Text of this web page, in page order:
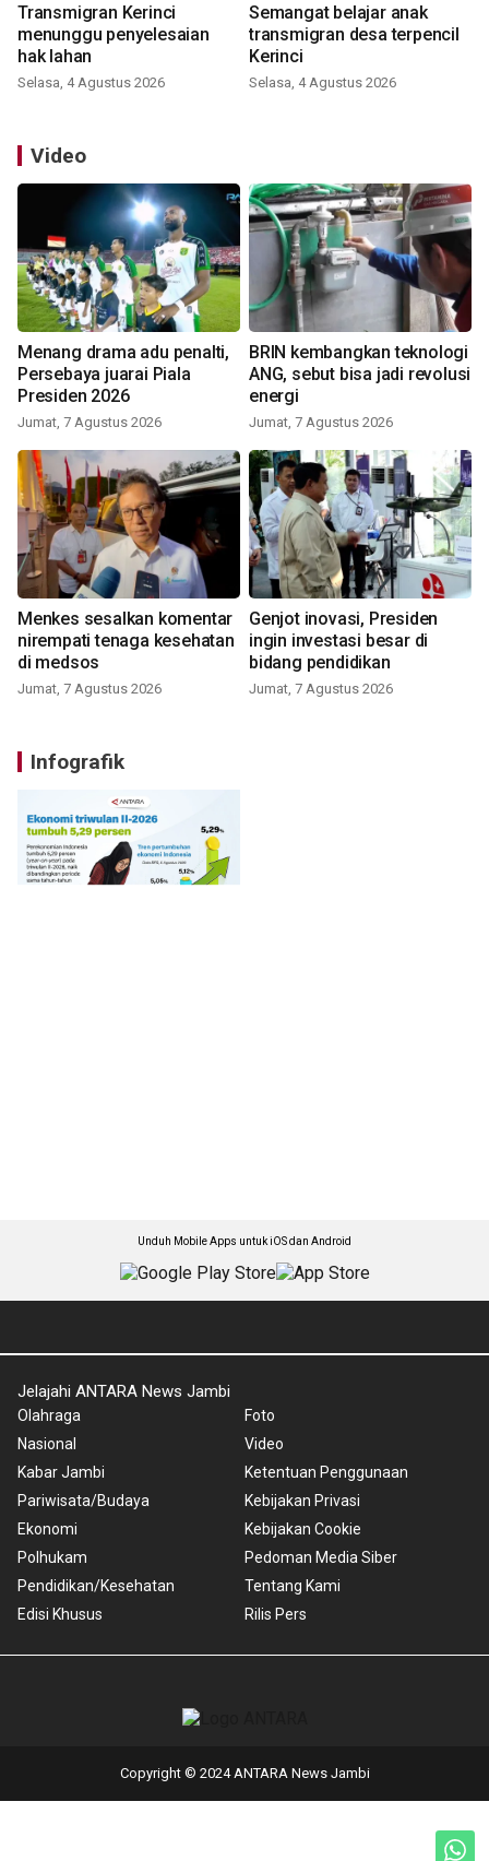
Transmigran Kerinci
menunggu penyelesaian
hak lahan
Selasa, 4 Agustus 2026
Semangat belajar anak
transmigran desa terpencil
Kerinci
Selasa, 4 Agustus 2026
Video
Menang drama adu penalti,
Persebaya juarai Piala
Presiden 2026
Jumat, 7 Agustus 2026
BRIN kembangkan teknologi
ANG, sebut bisa jadi revolusi
energi
Jumat, 7 Agustus 2026
Menkes sesalkan komentar
nirempati tenaga kesehatan
di medsos
Jumat, 7 Agustus 2026
Genjot inovasi, Presiden
ingin investasi besar di
bidang pendidikan
Jumat, 7 Agustus 2026
Infografik
Unduh Mobile Apps untuk iOS dan Android
Jelajahi ANTARA News Jambi
Olahraga
Nasional
Kabar Jambi
Pariwisata/Budaya
Ekonomi
Polhukam
Pendidikan/Kesehatan
Edisi Khusus
Foto
Video
Ketentuan Penggunaan
Kebijakan Privasi
Kebijakan Cookie
Pedoman Media Siber
Tentang Kami
Rilis Pers
Copyright © 2024 ANTARA News Jambi